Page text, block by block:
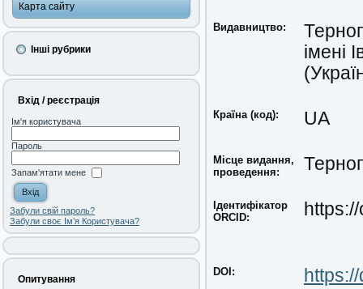
Карта сайту
Інші рубрики
Вхід / реєстрація
Ім'я користувача
Пароль
Запам'ятати мене
Забули свій пароль?
Забули своє Ім’я Користувача?
Опитування
Видавництво:
імені
Країна (код): UA
Місце видання,
проведення:
Ідентифікатор
ORCID:
DOI: